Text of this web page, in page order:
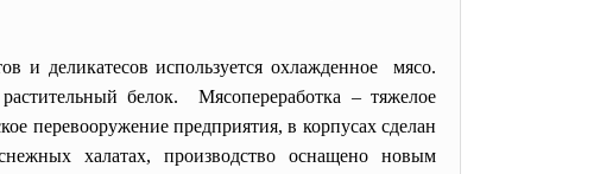
и деликатесов используется охлажденное мясо.
белок. Мясопереработка – тяжелое
перевооружение предприятия, в корпусах сделан
халатах, производство оснащено новым